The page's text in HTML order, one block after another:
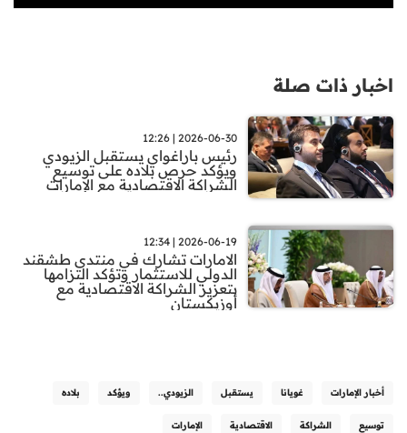
اخبار ذات صلة
2026-06-30 | 12:26
رئيس باراغواي يستقبل الزيودي
ويؤكد حرص بلاده على توسيع
الشراكة الاقتصادية مع الإمارات
2026-06-19 | 12:34
الامارات تشارك في منتدى طشقند
الدولي للاستثمار وتؤكد التزامها
بتعزيز الشراكة الاقتصادية مع
أوزبكستان
أخبار الإمارات غويانا يستقبل الزيودي.. ويؤكد بلاده
توسيع الشراكة الاقتصادية الإمارات